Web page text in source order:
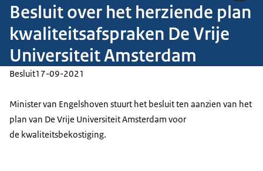
Besluit over het herziende plan
kwaliteitsafspraken De Vrije
Universiteit Amsterdam
Besluit17-09-2021
Minister van Engelshoven stuurt het besluit ten aanzien van het
plan van De Vrije Universiteit Amsterdam voor
de kwaliteitsbekostiging.